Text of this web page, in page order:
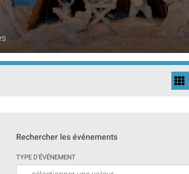
Rechercher les événements
TYPE D'ÉVÉNEMENT